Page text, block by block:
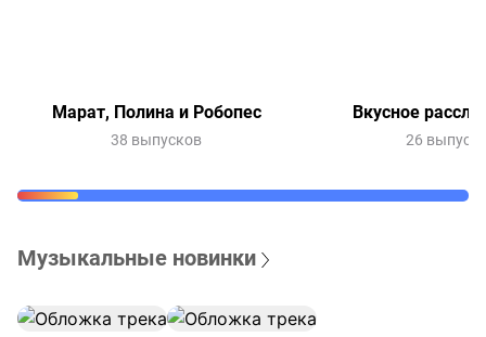
Марат, Полина и Робопес
38 выпусков
Вкусное
26
Музыкальные новинки